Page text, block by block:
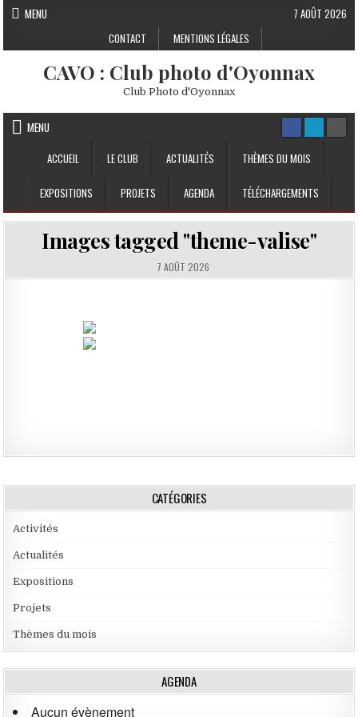
Skip to content
MENU
CONTACT
MENTIONS LÉGALES
7 AOÛT 2026
CAVO : Club photo d'Oyonnax
Club Photo d'Oyonnax
MENU
ACCUEIL
LE CLUB ACTUALITÉS THÈMES DU MOIS
EXPOSITIONS PROJETS AGENDA TÉLÉCHARGEMENTS
Images tagged "theme-valise"
7 AOÛT 2026
CATÉGORIES
Activités
Actualités
Expositions
Projets
Thèmes du mois
AGENDA
Aucun évènement